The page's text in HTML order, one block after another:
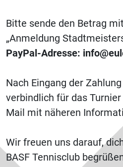
Bitte sende den Betrag
„Anmeldung
PayPal-Adresse:
Nach Eingang der
verbindlich für das
Mail mit näheren
Wir freuen uns darauf,
BASF Tennisclub